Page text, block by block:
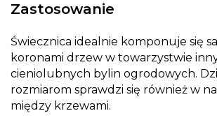
Zastosowanie
Świecznica idealnie komponuje się
koronami drzew w towarzystwie
cieniolubnych bylin ogrodowych.
rozmiarom sprawdzi się również w
między krzewami.